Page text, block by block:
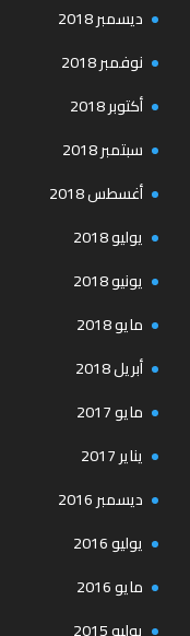
ديسمبر 2018
نوفمبر 2018
أكتوبر 2018
سبتمبر 2018
أغسطس 2018
يوليو 2018
يونيو 2018
مايو 2018
أبريل 2018
مايو 2017
يناير 2017
ديسمبر 2016
يوليو 2016
مايو 2016
يوليو 2015